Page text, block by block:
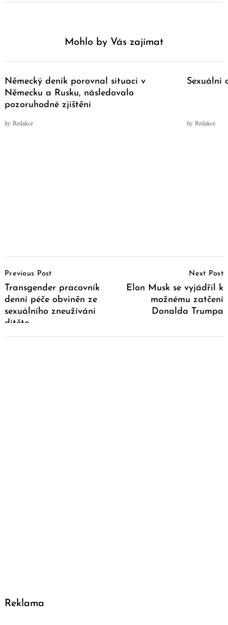
Mohlo by Vás zajímat
Německý deník porovnal situaci v
Německu a Rusku, následovalo
pozoruhodné zjištění
by Redakce
Sexuální
by Redakce
Navigation
Previous Post
Transgender pracovník
denní péče obviněn ze
sexuálního zneužívání
dítěte
Next Post
Elon Musk se vyjádřil k
možnému zatčení
Donalda Trumpa
Reklama